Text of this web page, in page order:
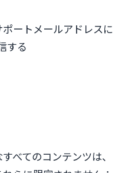
ポートメールアドレスに
する
べてのコンテンツは、